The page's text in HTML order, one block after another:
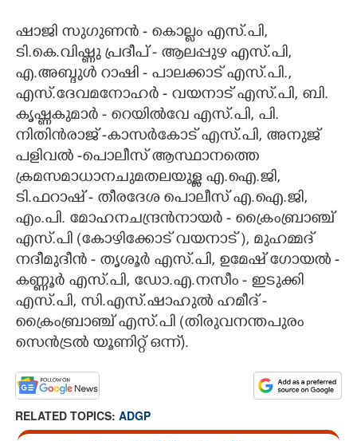
ഷാജി സുഗുണൻ - കൊല്ലം എസ്.പി,
ടി.കെ.വിഷ്ണു പ്രദീപ് - ആലപ്പുഴ എസ്.പി,
എ.അബ്ദുൾ റാഷി - പാലക്കാട് എസ്.പി.,
എസ്.ദേവമനോഹർ - വയനാട് എസ്.പി, ബി.
കൃഷ്ണകുമാർ - റെയിൽവേ എസ്.പി, പി.
നിതിൻരാജ് -കാസർകോട് എസ്.പി, അനുജ്
പളിവൽ -പൊലീസ് ആസ്ഥാനത്തെ
ക്രമസമാധാനചുമതലയുള്ള എ.ഐ.ജി,
ടി.ഫറാഷ് - തീരദേശ പൊലീസ് എ.ഐ.ജി,
എം.പി. മോഹനചന്ദ്രൻനായർ - ക്രൈംബ്രാഞ്ച്
എസ്.പി (കോഴിക്കോട് വയനാട് ), മുഹമ്മദ്
നദീമുദീൻ - തൃശൂർ എസ്.പി, ഉമേഷ് ഗോയൽ -
കണ്ണൂർ എസ്.പി, ഡോ.എ.നസീം - ഇടുക്കി
എസ്.പി, സി.എസ്.ഷാഹുൽ ഹമീദ് -
ക്രൈംബ്രാഞ്ച് എസ്.പി (തിരുവനന്തപുരം
സെൻട്രൽ യൂണിറ്റ് ഒന്ന്).
RELATED TOPICS: ADGP